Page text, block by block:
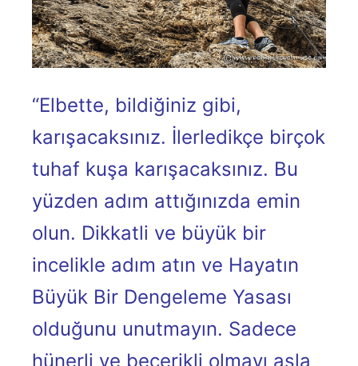
“Elbette, bildiğiniz gibi,
karışacaksınız. İlerledikçe birçok
tuhaf kuşa karışacaksınız. Bu
yüzden adım attığınızda emin
olun. Dikkatli ve büyük bir
incelikle adım atın ve Hayatın
Büyük Bir Dengeleme Yasası
olduğunu unutmayın. Sadece
hünerli ve becerikli olmayı asla